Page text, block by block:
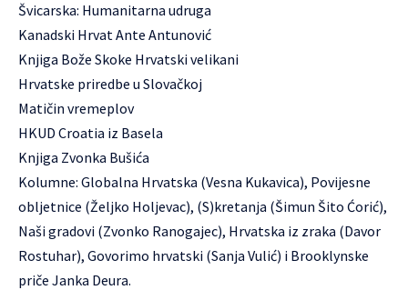
Švicarska: Humanitarna udruga
Kanadski Hrvat Ante Antunović
Knjiga Bože Skoke Hrvatski velikani
Hrvatske priredbe u Slovačkoj
Matičin vremeplov
HKUD Croatia iz Basela
Knjiga Zvonka Bušića
Kolumne: Globalna Hrvatska (Vesna Kukavica), Povijesne
obljetnice (Željko Holjevac), (S)kretanja (Šimun Šito Ćorić),
Naši gradovi (Zvonko Ranogajec), Hrvatska iz zraka (Davor
Rostuhar), Govorimo hrvatski (Sanja Vulić) i Brooklynske
priče Janka Deura.